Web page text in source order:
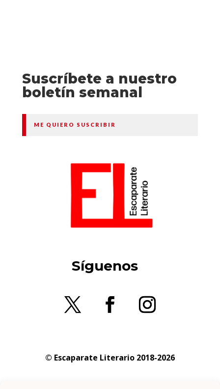
Suscríbete a nuestro
boletín semanal
ME QUIERO SUSCRIBIR
Síguenos
© Escaparate Literario 2018-2026